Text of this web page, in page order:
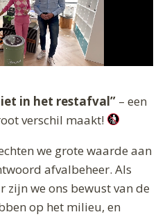
in het restafval” – een
verschil maakt!
we grote waarde aan
afvalbeheer. Als
we ons bewust van de
op het milieu, en